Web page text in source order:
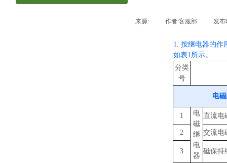
来源: 作者:客服部 发
1. 按继电器的作
如表1所示。
分类
号
电
1
电
磁
继
电
器
直流电
2 交流电
3 磁保持